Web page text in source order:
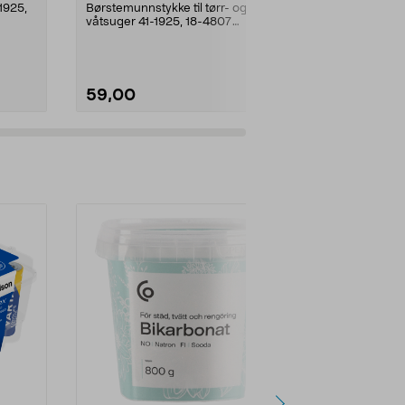
Børstemunnstykke til tørr- og
våtsuger 41-1925, 18-4807
59,00